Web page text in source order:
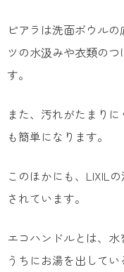
ピアラは洗面ボウル
ツの水汲みや衣類の
す。
また、汚れがたまり
も簡単になります。
このほかにも、LIXIL
されています。
エコハンドルとは、
うちにお湯を出して